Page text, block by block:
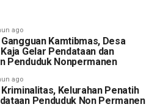
ago
Kamtibmas, Desa
Gelar Pendataan dan
Penduduk Nonpermanen
ago
Kelurahan Penatih
Penduduk Non Permanen